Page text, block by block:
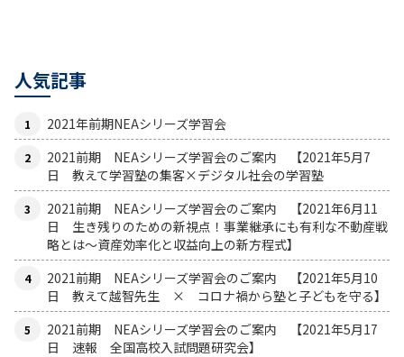
人気記事
2021年前期NEAシリーズ学習会
2021前期 NEAシリーズ学習会のご案内 【2021年5月7
日 教えて学習塾の集客×デジタル社会の学習塾
2021前期 NEAシリーズ学習会のご案内 【2021年6月11
日 生き残りのための新視点！事業継承にも有利な不動産戦
略とは〜資産効率化と収益向上の新方程式】
2021前期 NEAシリーズ学習会のご案内 【2021年5月10
日 教えて越智先生 × コロナ禍から塾と子どもを守る】
2021前期 NEAシリーズ学習会のご案内 【2021年5月17
日 速報 全国高校入試問題研究会】